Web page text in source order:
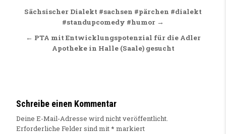
Beitragsnavigation
Sächsischer Dialekt #sachsen #pärchen #dialekt
#standupcomedy #humor →
← PTA mit Entwicklungspotenzial für die Adler
Apotheke in Halle (Saale) gesucht
Schreibe einen Kommentar
Deine E-Mail-Adresse wird nicht veröffentlicht.
Erforderliche Felder sind mit* markiert